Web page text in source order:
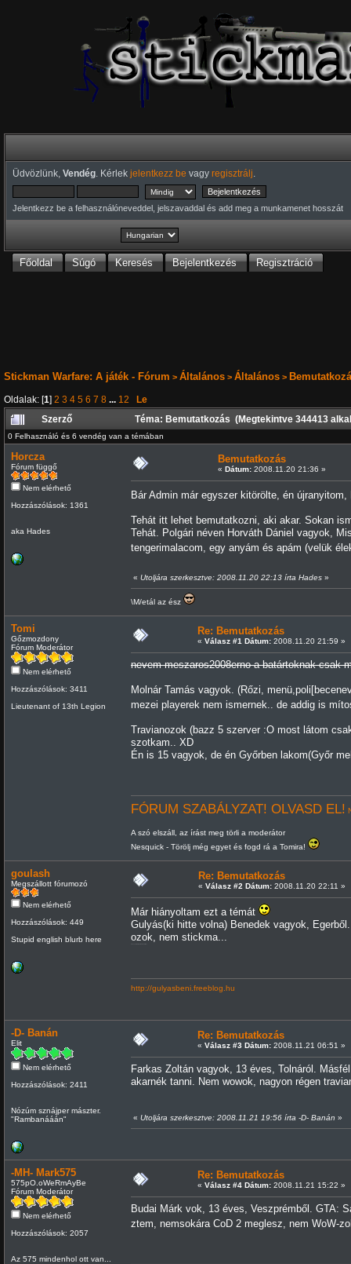
Üdvözlünk, Vendég. Kérlek jelentkezz be vagy regisztrálj
Jelentkezz be a felhasználóneveddel, jelszavaddal és add meg a munkamenet hosszát
Főoldal Súgó Keresés Bejelentkezés Regisztráció
Stickman Warfare: A játék - Fórum > Általános> Általános>
Oldalak: [1] 2 3 4 5 6 7 8 ... 12
Le
Szerző
Téma: Bemutatkozás (Megtekintve 344413
0 Felhasználó és 6 vendég van a témában
Horcza
Fórum függő
Nem elérhető
Hozzászólások: 1361
aka Hades
Bemutatkozás
« Dátum:2008.11.20 21:36 »
Bár Admin már egyszer kitörölte, én
Tehát itt lehet bemutatkozni, aki akar. Sokan
Tehát. Polgári néven Horváth Dániel vagyok,
tengerimalacom, egy anyám és apám (velük
« Utoljára szerkesztve: 2008.11.20 22:13 írta Hades»
\M/etál az ész
Tomi
Gőzmozdony
Fórum Moderátor
Nem elérhető
Hozzászólások: 3411
Lieutenant of 13th Legion
Re: Bemutatkozás
« Válasz #1 Dátum:2008.11.20 21:59 »
nevem meszaros2008erno a batártoknak csak
Molnár Tamás vagyok. (Rőzi,
mezei playerek nem ismernek.. de addig is
Travianozok (bazz 5 szerver :O most látom
szotkam.. XD
Én is 15 vagyok, de én Győrben lakom(Győr
FÓRUM SZABÁLYZAT! OLVASD EL!
A szó elszáll, az írást meg törli a moderátor
Nesquick - Törölj még egyet és fogd rá a Tomira!
goulash
Megszállott fórumozó
Nem elérhető
Hozzászólások: 449
Stupid english blurb here
Re: Bemutatkozás
« Válasz #2 Dátum:2008.11.20 22:11 »
Már hiányoltam ezt a témát
Gulyás(ki hitte volna) Benedek vagyok,
ozok, nem stickma...
http://gulyasbeni.freeblog.hu
-D- Banán
Elit
Nem elérhető
Hozzászólások: 2411
Nózúm sznájper mászter.
"Rambanááán"
Re: Bemutatkozás
« Válasz #3 Dátum:2008.11.21 06:51 »
Farkas Zoltán vagyok, 13 éves, Tolnáról.
akarnék tanni. Nem wowok, nagyon régen
« Utoljára szerkesztve: 2008.11.21 19:56 írta -D- Banán »
-MH- Mark575
575pO.oWeRmAyBe
Fórum Moderátor
Nem elérhető
Hozzászólások: 2057
Az 575 mindenhol ott van...
Re: Bemutatkozás
« Válasz #4 Dátum:2008.11.21 15:22 »
Budai Márk vok, 13 éves, Veszprémből. GTA:
ztem, nemsokára CoD 2 meglesz, nem WoW-